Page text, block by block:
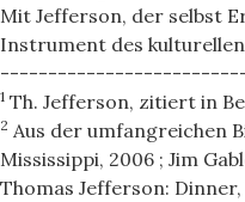
Mit Jefferson, der selbst
Instrument des
1 Th. Jefferson, zitiert in
2 Aus der umfangreichen
Mississippi, 2006 ; Jim
Thomas Jefferson: